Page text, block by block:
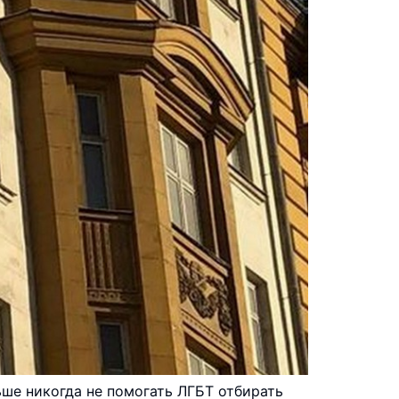
никогда не помогать ЛГБТ отбирать